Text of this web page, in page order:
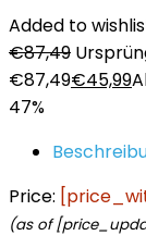
Added to
€87,49
€87,49€45,99
47%
Price:
(as of